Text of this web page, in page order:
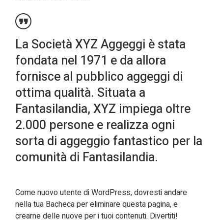
La Società XYZ Aggeggi è stata
fondata nel 1971 e da allora
fornisce al pubblico aggeggi di
ottima qualità. Situata a
Fantasilandia, XYZ impiega oltre
2.000 persone e realizza ogni
sorta di aggeggio fantastico per la
comunità di Fantasilandia.
Come nuovo utente di WordPress, dovresti andare
nella tua Bachecaper eliminare questa pagina, e
crearne delle nuove per i tuoi contenuti. Divertiti!